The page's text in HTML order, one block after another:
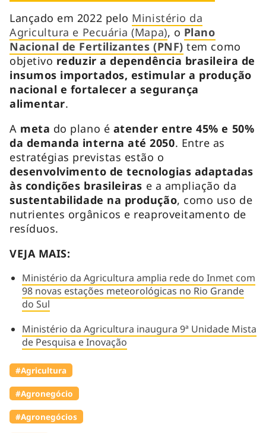
Lançado em 2022 pelo Ministério da
Agricultura e Pecuária (Mapa), o Plano
Nacional de Fertilizantes (PNF) tem como
objetivo reduzir a dependência brasileira de
insumos importados, estimular a produção
nacional e fortalecer a segurança
alimentar.
A meta do plano é atender entre 45% e 50%
da demanda interna até 2050. Entre as
estratégias previstas estão o
desenvolvimento de tecnologias adaptadas
às condições brasileiras e a ampliação da
sustentabilidade na produção, como uso de
nutrientes orgânicos e reaproveitamento de
resíduos.
VEJA MAIS:
Ministério da Agricultura amplia rede do Inmet com
98 novas estações meteorológicas no Rio Grande
do Sul
Ministério da Agricultura inaugura 9ª Unidade Mista
de Pesquisa e Inovação
#Agricultura
#Agronegócio
#Agronegócios